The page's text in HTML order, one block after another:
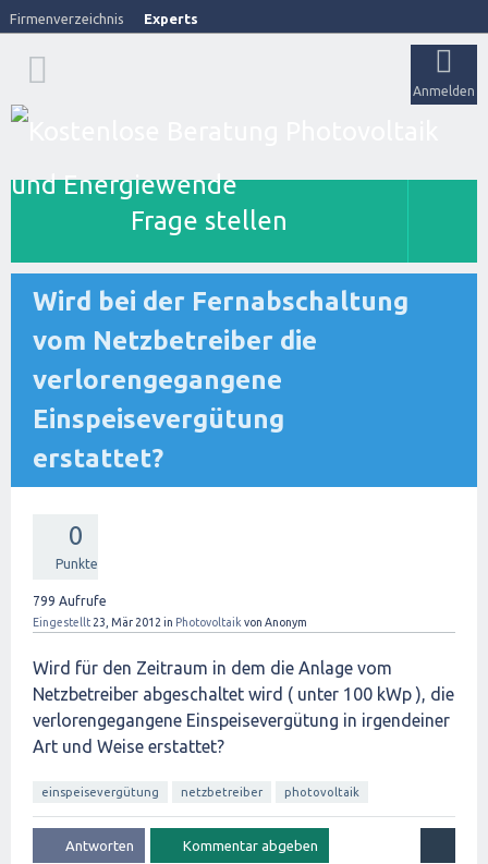
Firmenverzeichnis Experts
Anmelden
Frage stellen
Wird bei der Fernabschaltung
vom Netzbetreiber die
verlorengegangene
Einspeisevergütung
erstattet?
0
Punkte
799 Aufrufe
Eingestellt 23, Mär 2012 in Photovoltaik von Anonym
Wird für den Zeitraum in dem die Anlage vom
Netzbetreiber abgeschaltet wird ( unter 100 kWp ), die
verlorengegangene Einspeisevergütung in irgendeiner
Art und Weise erstattet?
einspeisevergütung netzbetreiber photovoltaik